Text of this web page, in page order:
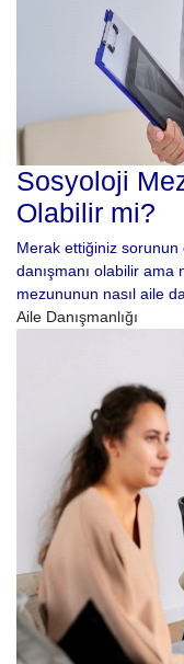
Sosyoloji
Olabilir mi?
Merak ettiğiniz sorunun
danışmanı olabilir ama
mezununun nasıl aile
Aile Danışmanlığı